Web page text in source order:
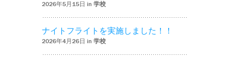
2026年5月15日 in 学校
ナイトフライトを実施しました！！
2026年4月26日 in 学校